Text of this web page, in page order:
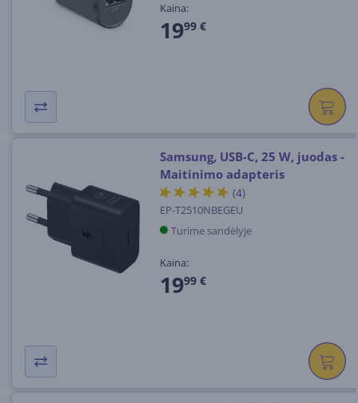
Kaina:
1999 €
Samsung, USB-C, 25 W, juodas -
Maitinimo adapteris
(4)
EP-T2510NBEGEU
Turime sandėlyje
Kaina:
1999 €